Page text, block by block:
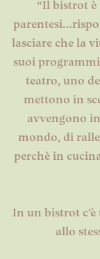
“Il bistrot è
lasciare che la
suoi
teatro, uno
mettono in
avvengono
mondo, di
perchè in
In un bistrot
allo